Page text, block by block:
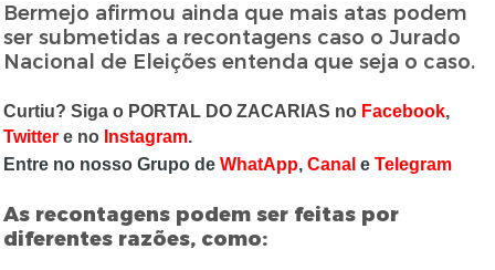
Bermejo afirmou ainda que mais atas podem
ser submetidas a recontagens caso o Jurado
Nacional de Eleições entenda que seja o caso.
Curtiu? Siga o PORTAL DO ZACARIAS no Facebook,
Twitter e no Instagram.
Entre no nosso Grupo deWhatApp,Canal eTelegram
As recontagens podem ser feitas por
diferentes razões, como: